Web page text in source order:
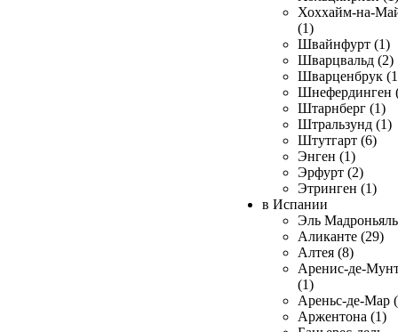
Хоххайм-на-
(1)
Швайнфурт (1)
Шварцвальд (2)
Шварценбрук
Шнефердинген
Штарнберг (1)
Штральзунд (1)
Штутгарт (6)
Энген (1)
Эрфурт (2)
Этринген (1)
в Испании
Эль
Аликанте (29)
Алтея (8)
Аренис-де-
(1)
Ареньс-де-Мар
Аржентона (1)